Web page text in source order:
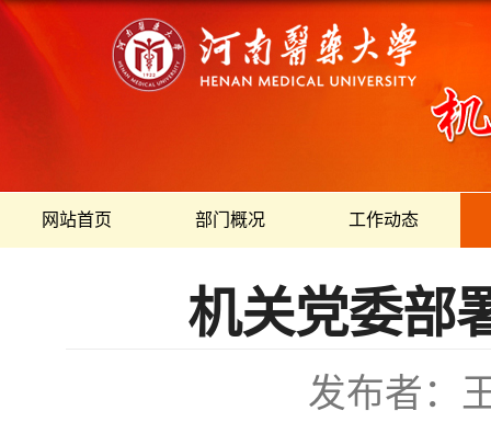
网站首页 部门概况 工作动态
机关党委部
发布者：